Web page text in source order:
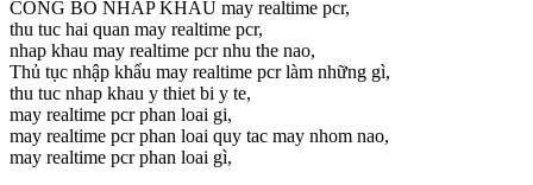
CONG BO NHAP KHAU may realtime pcr,
thu tuc hai quan may realtime pcr,
nhap khau may realtime pcr nhu the nao,
Thủ tục nhập khẩu may realtime pcr làm những gì,
thu tuc nhap khau y thiet bi y te,
may realtime pcr phan loai gi,
may realtime pcr phan loai quy tac may nhom nao,
may realtime pcr phan loai gì,